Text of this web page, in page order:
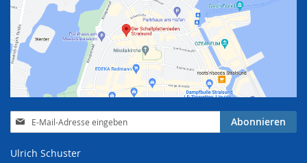
Anmeldung
zum
Abonnieren
Ulrich Schuster